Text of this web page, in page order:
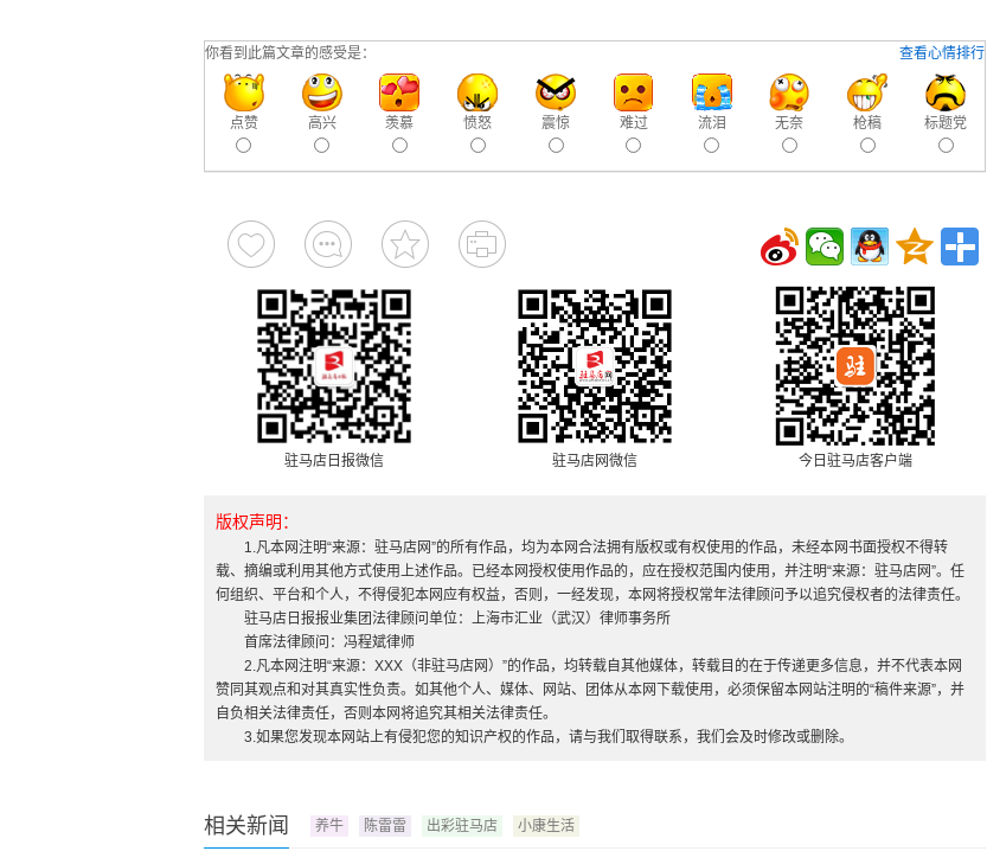
查看心情排行
你看到此篇文章的感受是：
点赞 高兴 羡慕 愤怒 震惊 难过 流泪 无奈 枪稿 标题党
驻马店日报微信 驻马店网微信 今日驻马店客户端
版权声明：
1.凡本网注明“来源：驻马店网”的所有作品，均为本网合法拥有版权或有权使用的作品，未经本网书面授权不得转
载、摘编或利用其他方式使用上述作品。已经本网授权使用作品的，应在授权范围内使用，并注明“来源：驻马店网”。任
何组织、平台和个人，不得侵犯本网应有权益，否则，一经发现，本网将授权常年法律顾问予以追究侵权者的法律责任。
驻马店日报报业集团法律顾问单位：上海市汇业（武汉）律师事务所
首席法律顾问：冯程斌律师
2.凡本网注明“来源：XXX（非驻马店网）”的作品，均转载自其他媒体，转载目的在于传递更多信息，并不代表本网
赞同其观点和对其真实性负责。如其他个人、媒体、网站、团体从本网下载使用，必须保留本网站注明的“稿件来源”，并
自负相关法律责任，否则本网将追究其相关法律责任。
3.如果您发现本网站上有侵犯您的知识产权的作品，请与我们取得联系，我们会及时修改或删除。
相关新闻 养牛 陈雷雷 出彩驻马店 小康生活